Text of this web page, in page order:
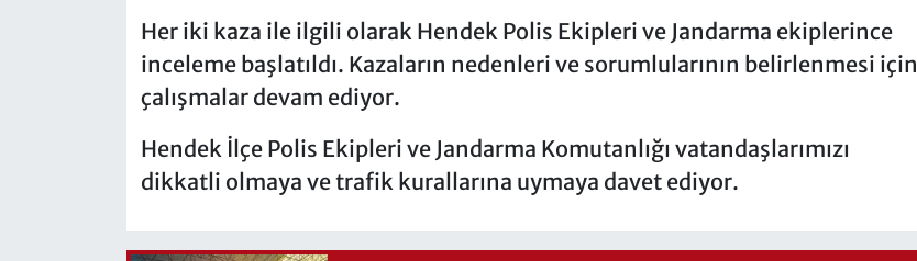
Her iki kaza ile ilgili olarak Hendek Polis Ekipleri ve Jandarma ekiplerince
inceleme başlatıldı. Kazaların nedenleri ve sorumlularının belirlenmesi için
çalışmalar devam ediyor.
Hendek İlçe Polis Ekipleri ve Jandarma Komutanlığı vatandaşlarımızı
dikkatli olmaya ve trafik kurallarına uymaya davet ediyor.